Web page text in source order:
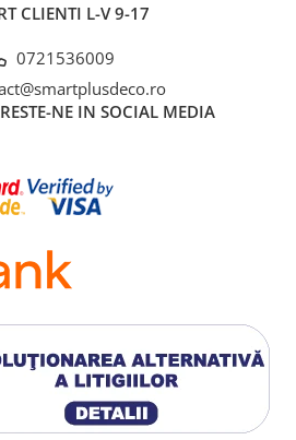
CLIENTI L-V 9-17
0721536009
NE IN SOCIAL MEDIA